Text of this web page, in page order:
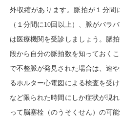
外収縮があります。脈拍が１分間
（１分間に10回以上）、脈がバラ
は医療機関を受診しましょう。脈
段から自分の脈拍数を知っておく
で不整脈が発見された場合は、速や
るホルター心電図による検査を受
など限られた時間にしか症状が現
って脳塞栓（のうそくせん）の可